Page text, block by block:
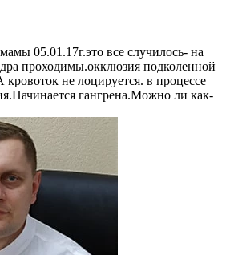
05.01.17г.это все случилось- на
проходимы.окклюзия подколенной
не лоцируется. в процессе
гангрена.Можно ли как-